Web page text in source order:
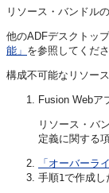
リソース・バンドル
他のADFデスクトッ
能」 を参照してくださ
構成不可能なリソー
Fusion Webア
リソース・バ
定義に関する
「オーバーラ
手順1で作成し